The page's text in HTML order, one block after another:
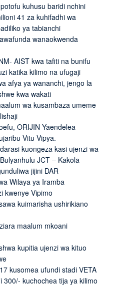
kuhusu baridi nchini
41 za kuhifadhi wa
ya tabianchi
wanaokwenda
AIST kwa tafiti na bunifu
katika kilimo na ufugaji
afya ya wananchi, jengo la
kwa wakati
wa kusambaza umeme
ORIJIN Yaendelea
Vitu Vipya.
kuongeza kasi ujenzi wa
JCT – Kakola
jijini DAR
Wilaya ya Iramba
kwenye Vipimo
kuimarisha ushirikiano
maalum mkoani
kupitia ujenzi wa kituo
kusomea ufundi stadi VETA
300/- kuchochea tija ya kilimo